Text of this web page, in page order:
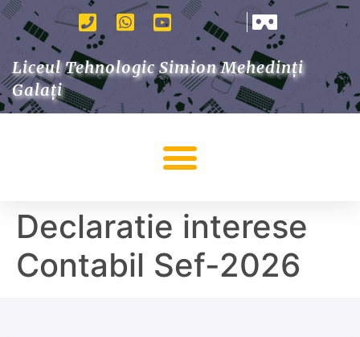
Liceul Tehnologic Simion Mehedinți
Galați
Declaratie interese
Contabil Sef-2026